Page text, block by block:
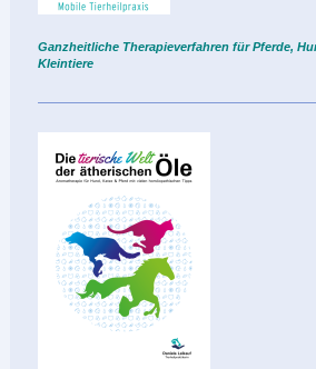
Ganzheitliche Therapieverfahren für Pferde,
Kleintiere